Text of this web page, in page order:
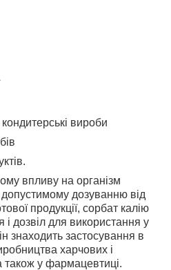
вироби
впливу на організм
дозуванню від
продукції, сорбат калію
дозвіл для використання у
знаходить застосування в
харчових і
також у фармацевтиці.